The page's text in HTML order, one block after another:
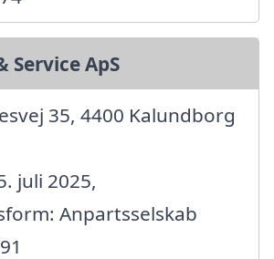
Service ApS
35, 4400 Kalundborg
juli 2025,
Anpartsselskab